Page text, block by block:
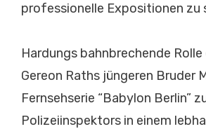
professionelle Expositionen zu
Hardungs bahnbrechende
Gereon Raths jüngeren Bruder
Fernsehserie “Babylon Berlin”
Polizeiinspektors in einem